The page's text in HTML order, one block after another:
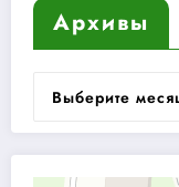
Архивы
Архивы